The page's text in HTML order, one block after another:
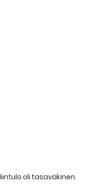
oli tasaväkinen.